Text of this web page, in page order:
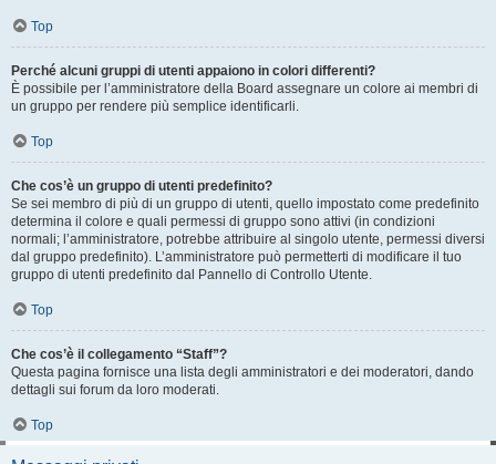
Top
Perché alcuni gruppi di utenti appaiono in colori differenti?
È possibile per l’amministratore della Board assegnare un colore ai membri di
un gruppo per rendere più semplice identificarli.
Top
Che cos’è un gruppo di utenti predefinito?
Se sei membro di più di un gruppo di utenti, quello impostato come predefinito
determina il colore e quali permessi di gruppo sono attivi (in condizioni
normali; l’amministratore, potrebbe attribuire al singolo utente, permessi diversi
dal gruppo predefinito). L’amministratore può permetterti di modificare il tuo
gruppo di utenti predefinito dal Pannello di Controllo Utente.
Top
Che cos’è il collegamento “Staff”?
Questa pagina fornisce una lista degli amministratori e dei moderatori, dando
dettagli sui forum da loro moderati.
Top